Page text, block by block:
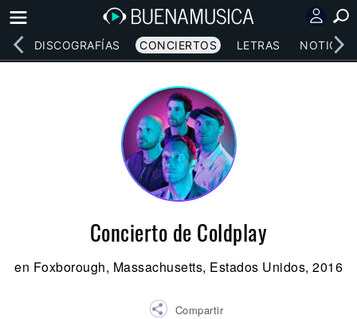
DISCOGRAFÍAS CONCIERTOS LETRAS NOTICIAS
Concierto de Coldplay
en Foxborough, Massachusetts, Estados Unidos, 2016
Compartir